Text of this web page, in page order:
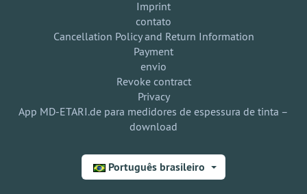
Imprint
contato
Cancellation Policy and Return Information
Payment
envio
Revoke contract
Privacy
App MD-ETARI.de para medidores de espessura de tinta –
download
Português brasileiro